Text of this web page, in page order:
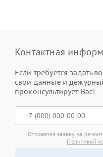
Контактная
Если требуется задать
свои данные и
проконсультирует Вас!
Отправляя заявку на
Политикой